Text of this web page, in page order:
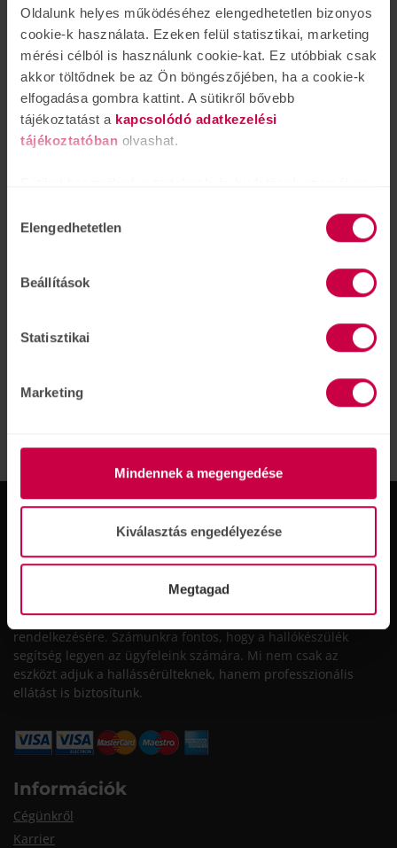
Oldalunk helyes működéséhez elengedhetetlen bizonyos
cookie-k használata. Ezeken felül statisztikai, marketing
mérési célból is használunk cookie-kat. Ez utóbbiak csak
akkor töltődnek be az Ön böngészőjében, ha a cookie-k
elfogadása gombra kattint. A sütikről bővebb
tájékoztatást a kapcsolódó adatkezelési
tájékoztatóban olvashat.
valamint weboldalforgalmunk elemzéséhez. Ezenkívül
közösségi média-, hirdető- és elemező partnereinkkel
megosztjuk az Ön weboldalhasználatra vonatkozó
adatait, akik kombinálhatják az adatokat más olyan
Ön által használt más szolgáltatásokból gyűjtöttek.
kiválasztása
Elengedhetetlen
Beállítások
Statisztikai
Marketing
Mindennek a megengedése
Kiválasztás engedélyezése
Megtagad
febr. 12.
fordítottunk ügyfeleinkre: szolgáltatásaink minősége, a
személyre szabott megoldások és a hosszú távú
bizalom mindennapi munkánk alapjai. Ugyanakkor
hisszük, hogy valódi értéket csak akkor tudunk
tovább olvas
A Victofon Kft. 30 éves szakmai tapasztalattal és a
legmodernebb technológiák ismeretével áll a fogyasztók
rendelkezésére. Számunkra fontos, hogy a hallókészülék
segítség legyen az ügyfeleink számára. Mi nem csak az
eszközt adjuk a hallássérülteknek, hanem professzionális
ellátást is biztosítunk.
Információk
Cégünkről
Karrier